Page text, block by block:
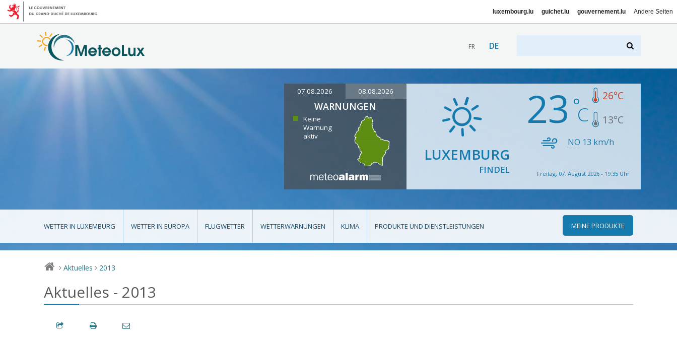
luxembourg.lu guichet.lu gouvernement.lu Andere Seiten
FR DE
07.08.2026 08.08.2026
WARNUNGEN
Keine
Warnung
aktiv
LUXEMBURG
FINDEL
23 26°C
13°C
NO 13 km/h
Freitag, 07. August 2026 - 19:35 Uhr
WETTER IN LUXEMBURG WETTER IN EUROPA FLUGWETTER WETTERWARNUNGEN KLIMA PRODUKTE UND DIENSTLEISTUNGEN MEINE PRODUKTE
> Aktuelles > 2013
Aktuelles - 2013